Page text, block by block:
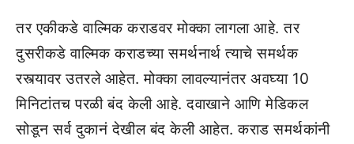
तर एकीकडे वाल्मिक कराडवर मोक्का लागला आहे. तर
दुसरीकडे वाल्मिक कराडच्या समर्थनार्थ त्याचे समर्थक
रस्त्यावर उतरले आहेत. मोक्का लावल्यानंतर अवघ्या 10
मिनिटांतच परळी बंद केली आहे. दवाखाने आणि मेडिकल
सोडून सर्व दुकानं देखील बंद केली आहेत. कराड समर्थकांनी